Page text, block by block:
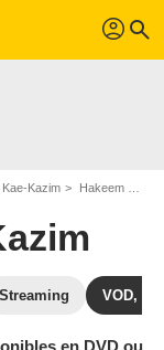
profil search
Kazim Hakeem Kae-Kazim : ses Blu-Ray, DVD, VOD, SVOD
Streaming VOD,
en DVD ou